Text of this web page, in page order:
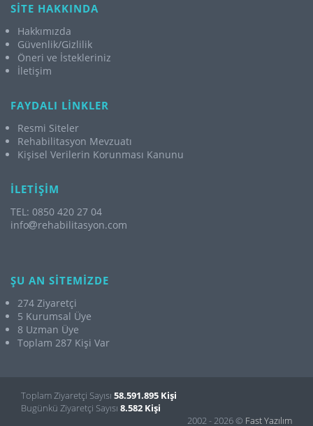
SİTE HAKKINDA
Hakkımızda
Güvenlik/Gizlilik
Öneri ve İstekleriniz
İletişim
FAYDALI LİNKLER
Resmi Siteler
Rehabilitasyon Mevzuatı
Kişisel Verilerin Korunması Kanunu
İLETİŞİM
TEL: 0850 420 27 04
info
rehabilitasyon.com
ŞU AN SİTEMİZDE
274 Ziyaretçi
5 Kurumsal Üye
8 Uzman Üye
Toplam 287 Kişi Var
Toplam Ziyaretçi Sayısı 58.591.895 Kişi
Bugünkü Ziyaretçi Sayısı 8.582 Kişi
2002 - 2026 © Fast Yazılım